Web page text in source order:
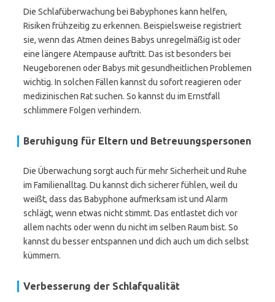
Die Schlafüberwachung bei Babyphones kann helfen,
Risiken frühzeitig zu erkennen. Beispielsweise registriert
sie, wenn das Atmen deines Babys unregelmäßig ist oder
eine längere Atempause auftritt. Das ist besonders bei
Neugeborenen oder Babys mit gesundheitlichen Problemen
wichtig. In solchen Fällen kannst du sofort reagieren oder
medizinischen Rat suchen. So kannst du im Ernstfall
schlimmere Folgen verhindern.
Beruhigung für Eltern und Betreuungspersonen
Die Überwachung sorgt auch für mehr Sicherheit und Ruhe
im Familienalltag. Du kannst dich sicherer fühlen, weil du
weißt, dass das Babyphone aufmerksam ist und Alarm
schlägt, wenn etwas nicht stimmt. Das entlastet dich vor
allem nachts oder wenn du nicht im selben Raum bist. So
kannst du besser entspannen und dich auch um dich selbst
kümmern.
Verbesserung der Schlafqualität